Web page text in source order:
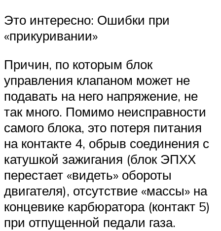
Это интересно: Ошибки при
«прикуривании»
Причин, по которым блок
управления клапаном может не
подавать на него напряжение, не
так много. Помимо неисправности
самого блока, это потеря питания
на контакте 4, обрыв соединения с
катушкой зажигания (блок ЭПХХ
перестает «видеть» обороты
двигателя), отсутствие «массы» на
концевике карбюратора (контакт 5)
при отпущенной педали газа.